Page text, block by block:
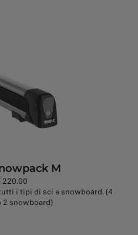
M
220.00
i tipi di sci e snowboard. (4
2 snowboard)